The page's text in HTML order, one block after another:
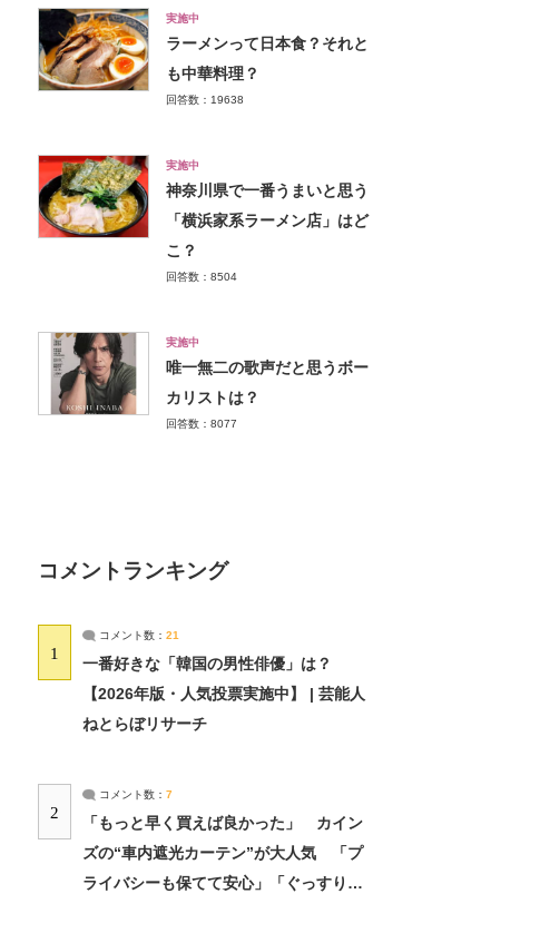
実施中
ラーメンって日本食？それと
も中華料理？
回答数：19638
実施中
神奈川県で一番うまいと思う
「横浜家系ラーメン店」はど
こ？
回答数：8504
実施中
唯一無二の歌声だと思うボー
カリストは？
回答数：8077
コメントランキング
1
コメント数： 21
一番好きな「韓国の男性俳優」は？
【2026年版・人気投票実施中】 | 芸能人
ねとらぼリサーチ
2
コメント数： 7
「もっと早く買えば良かった」 カイン
ズの“車内遮光カーテン”が大人気 「プ
ライバシーも保てて安心」「ぐっすり眠